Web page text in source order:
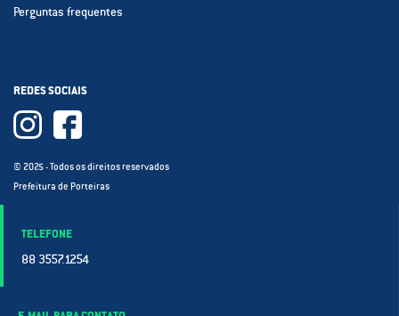
Perguntas frequentes
REDES SOCIAIS
© 2025 - Todos os direitos reservados
Prefeitura de Porteiras
TELEFONE
88 3557.1254